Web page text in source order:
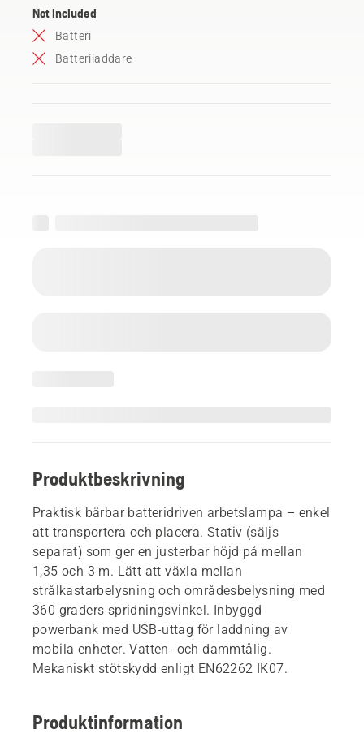
Not included
Batteri
Batteriladdare
Produktbeskrivning
Praktisk bärbar batteridriven arbetslampa – enkel
att transportera och placera. Stativ (säljs
separat) som ger en justerbar höjd på mellan
1,35 och 3 m. Lätt att växla mellan
strålkastarbelysning och områdesbelysning med
360 graders spridningsvinkel. Inbyggd
powerbank med USB-uttag för laddning av
mobila enheter. Vatten- och dammtålig.
Mekaniskt stötskydd enligt EN62262 IK07.
Produktinformation